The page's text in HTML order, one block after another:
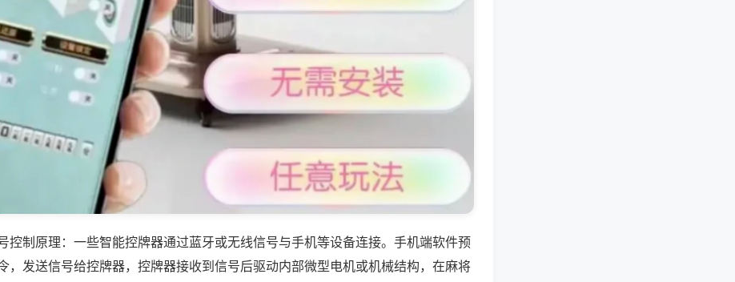
控制原理：一些智能控牌器通过蓝牙或无线信号与手机等设备连接。手机端软件预
，发送信号给控牌器，控牌器接收到信号后驱动内部微型电机或机械结构，在麻将